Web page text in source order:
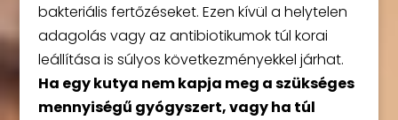
bakteriális fertőzéseket. Ezen kívül a helytelen
adagolás vagy az antibiotikumok túl korai
leállítása is súlyos következményekkel járhat.
Ha egy kutya nem kapja meg a szükséges
mennyiségű gyógyszert, vagy ha túl